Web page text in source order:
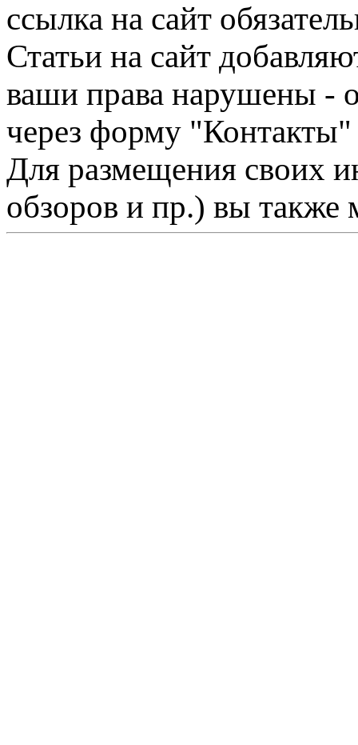
ссылка на сайт
Статьи на сайт
ваши права нарушены -
через форму "Контакты"
Для размещения своих
обзоров и пр.) вы также